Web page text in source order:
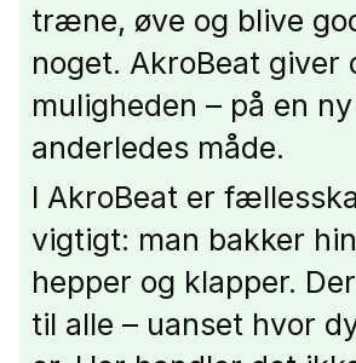
træne, øve og blive
noget. AkroBeat giver
muligheden – på en
anderledes måde.
I AkroBeat er
vigtigt: man bakker
hepper og klapper.
til alle – uanset hvor